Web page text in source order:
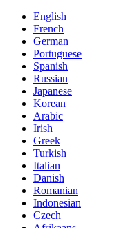
English
French
German
Portuguese
Spanish
Russian
Japanese
Korean
Arabic
Irish
Greek
Turkish
Italian
Danish
Romanian
Indonesian
Czech